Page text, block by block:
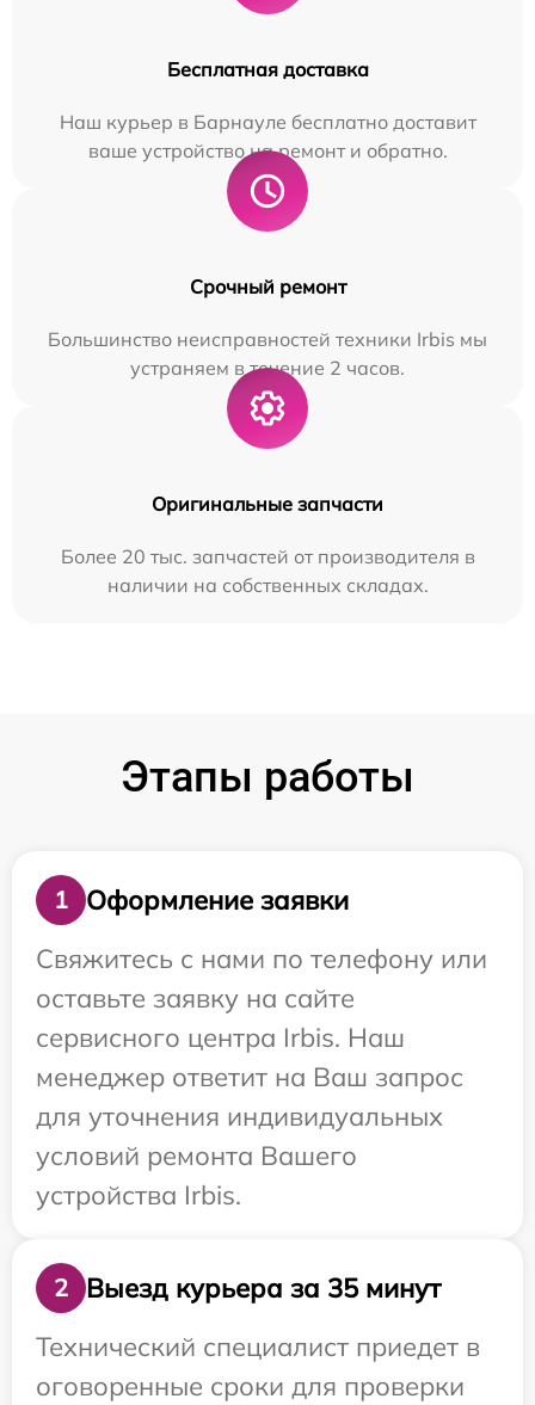
Бесплатная доставка
Наш курьер в Барнауле бесплатно доставит
ваше устройство на ремонт и обратно.
Срочный ремонт
Большинство неисправностей техники Irbis мы
устраняем в течение 2 часов.
Оригинальные запчасти
Более 20 тыс. запчастей от производителя в
наличии на собственных складах.
Этапы работы
1
Оформление заявки
Свяжитесь с нами по телефону или
оставьте заявку на сайте
сервисного центра Irbis. Наш
менеджер ответит на Ваш запрос
для уточнения индивидуальных
условий ремонта Вашего
устройства Irbis.
2
Выезд курьера за 35 минут
Технический специалист приедет в
оговоренные сроки для проверки